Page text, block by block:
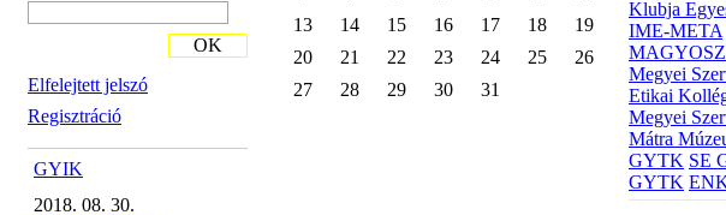
Elfelejtett jelszó
Regisztráció
OK
GYIK
2018. 08. 30.
13
14 15 16 17 18
19
20
21 22 23 24 25
26
27
28 29 30 31
Klubja
IME-META
MAGYOSZ
Megyei
Etikai
Megyei
Mátra
GYTK SE
GYTK